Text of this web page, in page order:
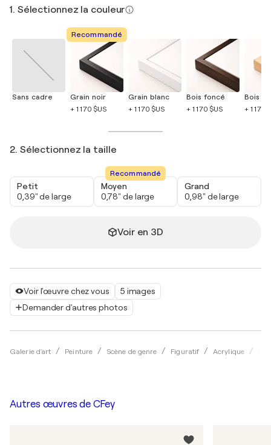
Voir l'œuvre chez vous
5 images
Demander d'autres photos
Galerie d'art Peinture Scène de genre Figuratif Acrylique
1. Sélectionnez la couleur
Sans cadre
Recommandé
Grain noir
+ 1 170 $US
Grain blanc
+ 1 170 $US
Bois foncé
+ 1 170 $US
Bois
+ 1 170
2. Sélectionnez la taille
Petit
0,39" de large
Recommandé
Moyen
0,78" de large
Grand
0,98" de large
Voir en 3D
Autres œuvres de CFey